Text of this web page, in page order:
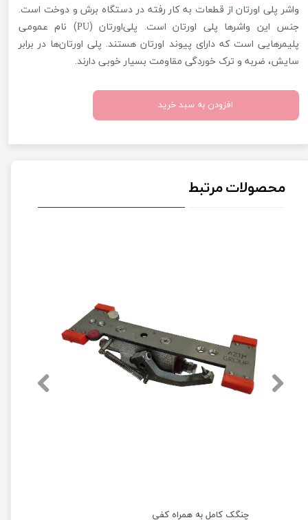
واشر پلی اورتان از قطعات به کار رفته در دستگاه برش و دوخت است.
جنس این واشرها پلی اورتان است. پلی‌اورتان (PU) نام عمومی
پلیمرهایی است که دارای پیوند اورتان هستند. پلی اورتان‌ها در برابر
سایش، ضربه و ترک خوردگی مقاومت بسیار خوبی دارند.
افزودن به سبد خرید
محصولات مرتبط
چنگک کامل به همراه کفی